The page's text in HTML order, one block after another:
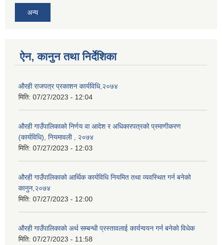
अन्य
ऐन, कानुन तथा निर्देशिका
औरही राजपत्र प्रकाशन कार्यविधि,२०७४
मिति: 07/27/2023 - 12:04
औरही गाउँपालिकाको निर्णय वा आदेश र अधिकारपत्रको प्रमाणीकरण
(कार्यविधि), नियमावली , २०७४
मिति: 07/27/2023 - 12:03
औरही गाउँपालिकाको आर्थिक कार्यविधि नियमित तथा व्यवस्थित गर्न बनेको
कानुन,२०७४
मिति: 07/27/2023 - 12:00
औरही गाउँपालिकाको अर्थ सम्बन्धी प्रस्तावलाई कार्यन्वयन गर्न बनेको विधेक
मिति: 07/27/2023 - 11:58